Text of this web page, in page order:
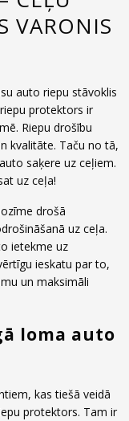
VARONIS
auto riepu stāvoklis
protektors ir
Riepu drošību
kvalitāte. Taču no tā,
saķere uz ceļiem.
uz ceļa!
drošā
uz ceļa.
ietekme uz
ieskatu par to,
un maksimāli
loma auto
kas tiešā veidā
protektors. Tam ir